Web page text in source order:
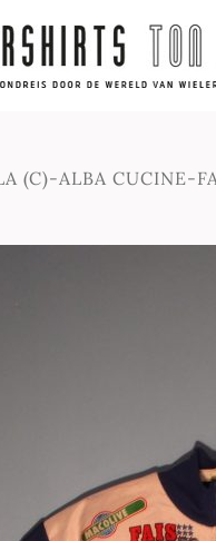
(C)-ALBA CUCINE-